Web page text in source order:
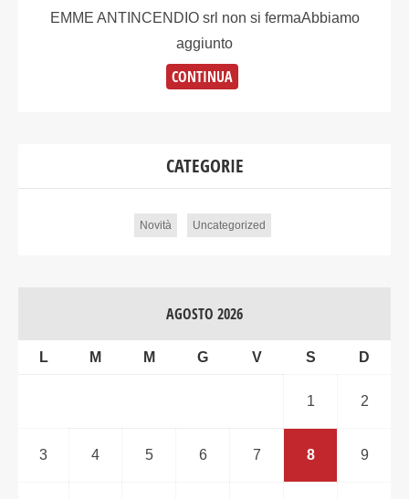
EMME ANTINCENDIO srl non si fermaAbbiamo
aggiunto
CONTINUA
CATEGORIE
Novità Uncategorized
AGOSTO 2026
L M M G V S D
1 2
3 4 5 6 7 8 9